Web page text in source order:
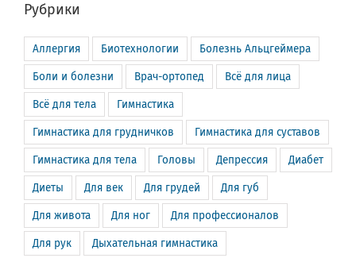
Рубрики
Аллергия Биотехнологии Болезнь Альцгеймера
Боли и болезни Врач-ортопед Всё для лица
Всё для тела Гимнастика
Гимнастика для грудничков Гимнастика для суставов
Гимнастика для тела Головы Депрессия Диабет
Диеты Для век Для грудей Для губ
Для живота Для ног Для профессионалов
Для рук Дыхательная гимнастика